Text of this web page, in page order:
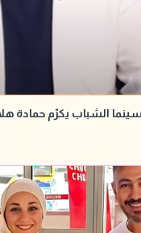
الشباب يكرّم حمادة